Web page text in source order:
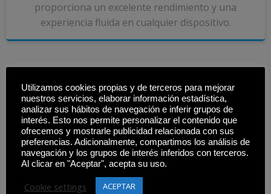
proporciona un excelente rendimiento y una
experiencia fluida en cualquier dispositivo.
Pasos a seguir para generación y publicación de una app
nativa o web:
.1
Análisis y toma de requisitos de la app y el
ecosistema donde deberá funcionar.
Utilizamos cookies propias y de terceros para mejorar
nuestros servicios, elaborar información estadística,
analizar sus hábitos de navegación e inferir grupos de
interés. Esto nos permite personalizar el contenido que
ofrecemos y mostrarle publicidad relacionada con sus
preferencias. Adicionalmente, compartimos los análisis de
navegación y los grupos de interés inferidos con terceros.
Al clicar en "Aceptar", acepta su uso.
Cookie settings ACEPTAR